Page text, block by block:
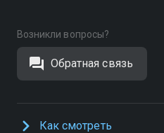
Возникли вопросы?
Обратная связь
Как смотреть